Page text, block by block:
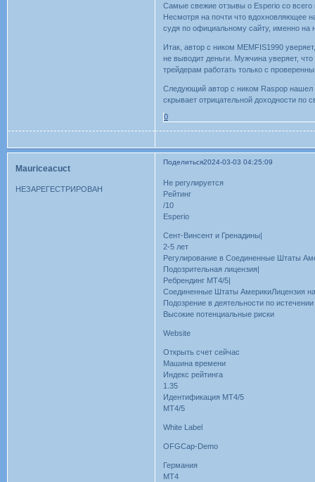
Самые свежие отзывы о Esperio со всего
Несмотря на почти что вдохновляющее
судя по официальному сайту, именно на
Итак, автор с ником MEMFIS1990
не выводит деньги. Мужчина уверяет,
трейдерам работать только с
Следующий автор с ником Raspop нашел
скрывает отрицательной доходности по
0
Поделиться2024-03-03 04:25:09
Mauriceacuct
НЕЗАРЕГЕСТРИРОВАН
Не регулируется
Рейтинг
/10
Esperio
Сент-Винсент и Гренадины|
2-5 лет
Регулирование в Соединенные Штаты
Подозрительная лицензия|
Ребрендинг MT4/5|
Соединенные Штаты АмерикиЛицензия
Подозрение в деятельности по
Высокие потенциальные риски
Website
Открыть счет сейчас
Машина времени
Индекс рейтинга
1.35
Идентификация MT4/5
MT4/5
White Label
OFGCap-Demo
Германия
MT4